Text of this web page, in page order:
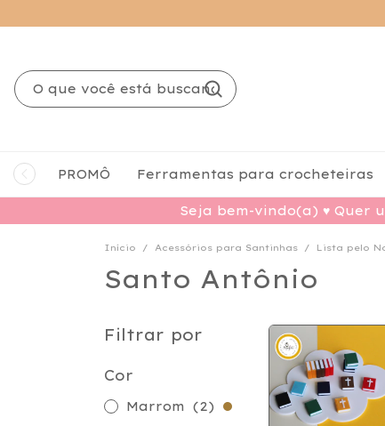
Seja bem-vindo(a) ♥ Quer
PROMÔ Ferramentas para crocheteiras
Início / Acessórios para Santinhas / Lista pelo
Santo Antônio
Filtrar por
Cor
Marrom (2)